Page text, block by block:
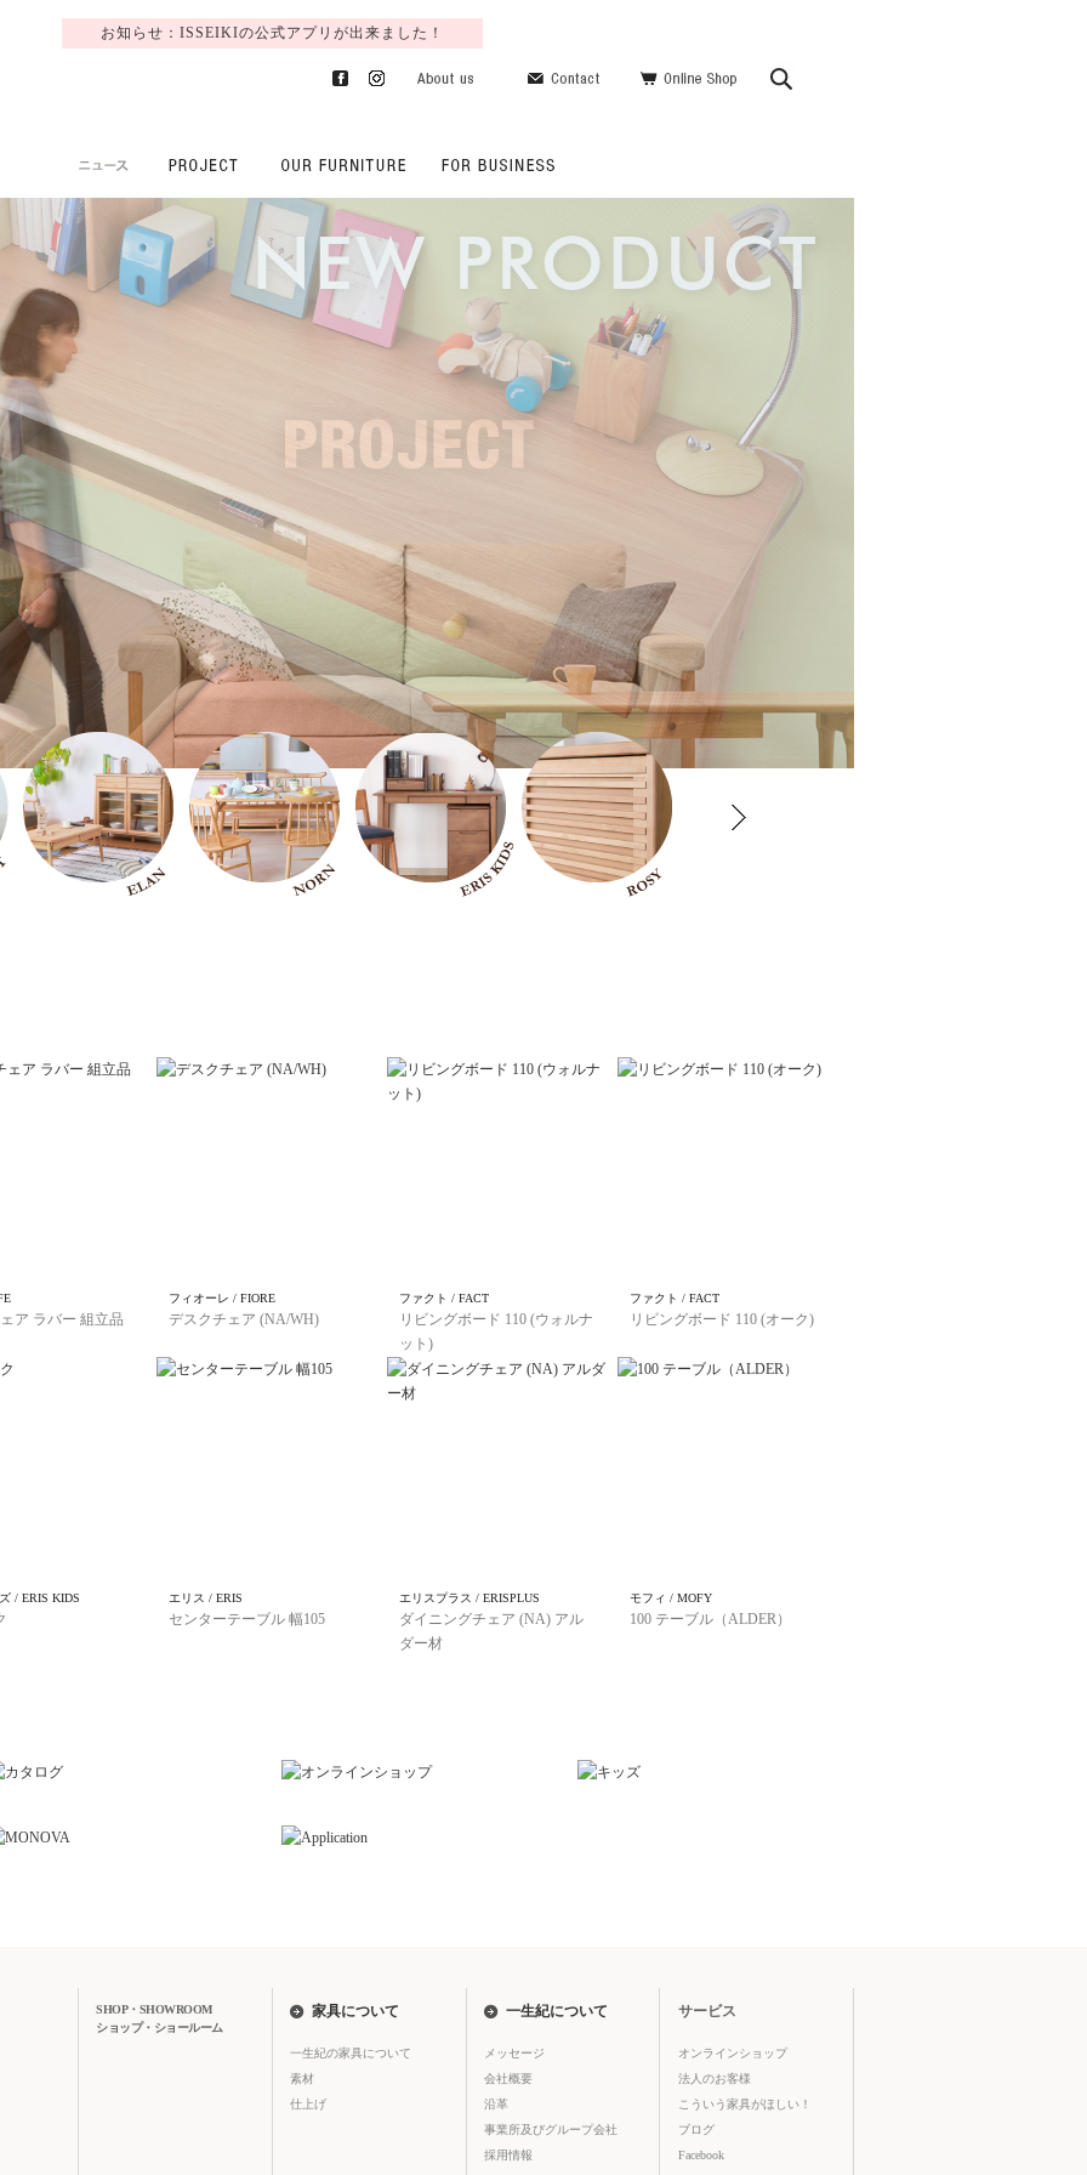
お知らせ：ISSEIKIの公式アプリが出来ました！
ア ラバー 組立品
フィオーレ / FIORE
デスクチェア (NA/WH)
ファクト / FACT
リビングボード 110 (ウォルナ
ット)
ファクト / FACT
リビングボード 110 (オーク)
/ ERIS KIDS エリス / ERIS
センターテーブル 幅105
エリスプラス / ERISPLUS
ダイニングチェア (NA) アル
ダー材
モフィ / MOFY
100 テーブル（ALDER）
SHOP・SHOWROOM
ショップ・ショールーム
家具について
一生紀の家具について
素材
仕上げ
一生紀について
メッセージ
会社概要
沿革
事業所及びグループ会社
採用情報
サービス
オンラインショップ
法人のお客様
こういう家具がほしい！
ブログ
Facebook